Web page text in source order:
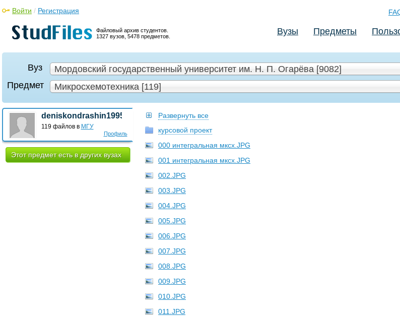
Файловый архив студентов.
1327 вузов, 5478 предметов.
Войти / Регистрация
Вузы Предметы
Вуз
Мордовский государственный университет им. Н. П. Огарёва [9082]
Предмет
Микросхемотехника [119]
Профиль
deniskondrashin1995
119 файлов в МГУ
Этот предмет есть в других вузах
Развернуть все
курсовой проект
000 интегральная мксх.JPG
001 интегральная мксх.JPG
002.JPG
003.JPG
004.JPG
005.JPG
006.JPG
007.JPG
008.JPG
009.JPG
010.JPG
011.JPG